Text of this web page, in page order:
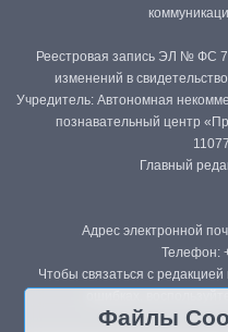
Реестровая запись ЭЛ № ФС
изменений в
Учредитель: Автономная
познавательный центр
Главный
Адрес электронной
Телефон:
Чтобы связаться с
Файлы